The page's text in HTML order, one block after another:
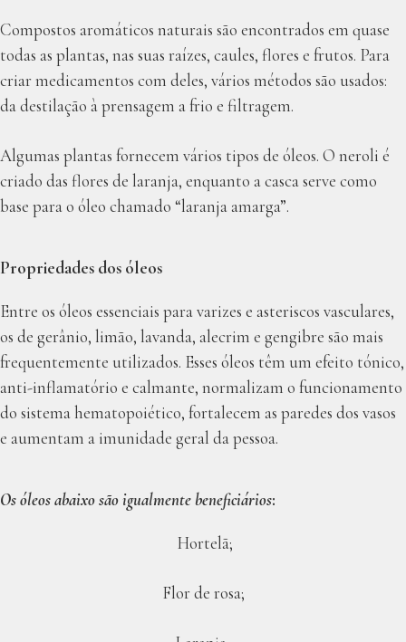
Compostos aromáticos naturais são encontrados em quase
todas as plantas, nas suas raízes, caules, flores e frutos. Para
criar medicamentos com deles, vários métodos são usados:
da destilação à prensagem a frio e filtragem.
Algumas plantas fornecem vários tipos de óleos. O neroli é
criado das flores de laranja, enquanto a casca serve como
base para o óleo chamado “laranja amarga”.
Propriedades dos óleos
Entre os óleos essenciais para varizes e asteriscos vasculares,
os de gerânio, limão, lavanda, alecrim e gengibre são mais
frequentemente utilizados. Esses óleos têm um efeito tónico,
anti-inflamatório e calmante, normalizam o funcionamento
do sistema hematopoiético, fortalecem as paredes dos vasos
e aumentam a imunidade geral da pessoa.
Os óleos abaixo são igualmente beneficiários:
Hortelã;
Flor de rosa;